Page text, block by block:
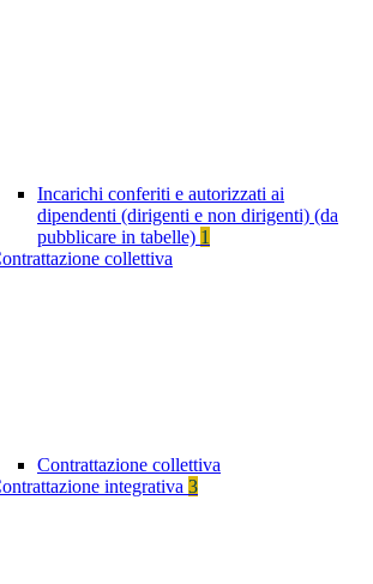
Incarichi conferiti e autorizzati ai
dipendenti (dirigenti e non dirigenti) (da
pubblicare in tabelle) 1
collettiva
Contrattazione collettiva
integrativa 3